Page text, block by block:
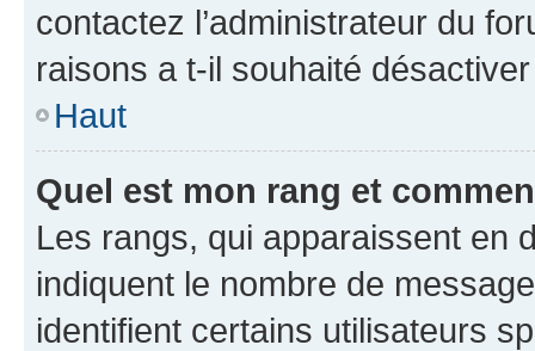
contactez l’administrateur du
raisons a t-il souhaité
Haut
Quel est mon rang et
Les rangs, qui apparaissent en
indiquent le nombre de
identifient certains utilisateurs